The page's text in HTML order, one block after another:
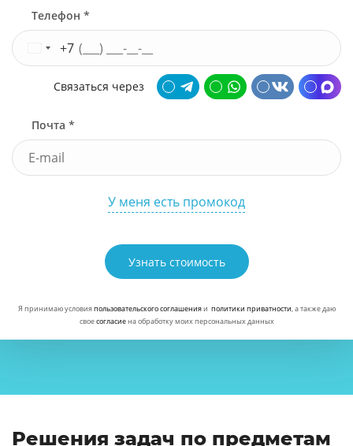
Телефон *
+7
Связаться через
Почта *
У меня есть промокод
Узнать стоимость
Я принимаю условияпользовательского соглашенияи политики приватности, а также даю
своесогласиена обработку моих персональных данных
Решения задач по предметам